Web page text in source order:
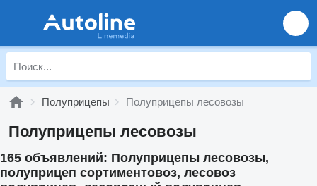
Полуприцепы Полуприцепы лесовозы
Полуприцепы лесовозы
165 объявлений: Полуприцепы лесовозы,
полуприцеп сортиментовоз, лесовоз